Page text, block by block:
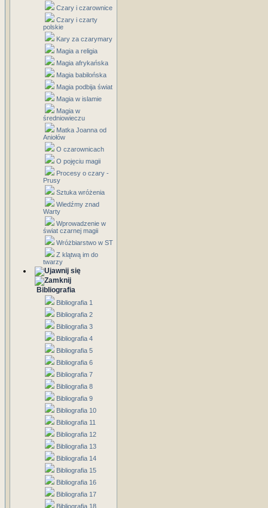
Czary i czarownice
Czary i czarty
polskie
Kary za czarymary
Magia a religia
Magia afrykańska
Magia babilońska
Magia podbija świat
Magia w islamie
Magia w
średniowieczu
Matka Joanna od
Aniołów
O czarownicach
O pojęciu magii
Procesy o czary -
Prusy
Sztuka wróżenia
Wiedźmy znad
Warty
Wprowadzenie w
świat czarnej magii
Wróżbiarstwo w ST
Z klątwą im do
twarzy
Bibliografia
Bibliografia 1
Bibliografia 2
Bibliografia 3
Bibliografia 4
Bibliografia 5
Bibliografia 6
Bibliografia 7
Bibliografia 8
Bibliografia 9
Bibliografia 10
Bibliografia 11
Bibliografia 12
Bibliografia 13
Bibliografia 14
Bibliografia 15
Bibliografia 16
Bibliografia 17
Bibliografia 18